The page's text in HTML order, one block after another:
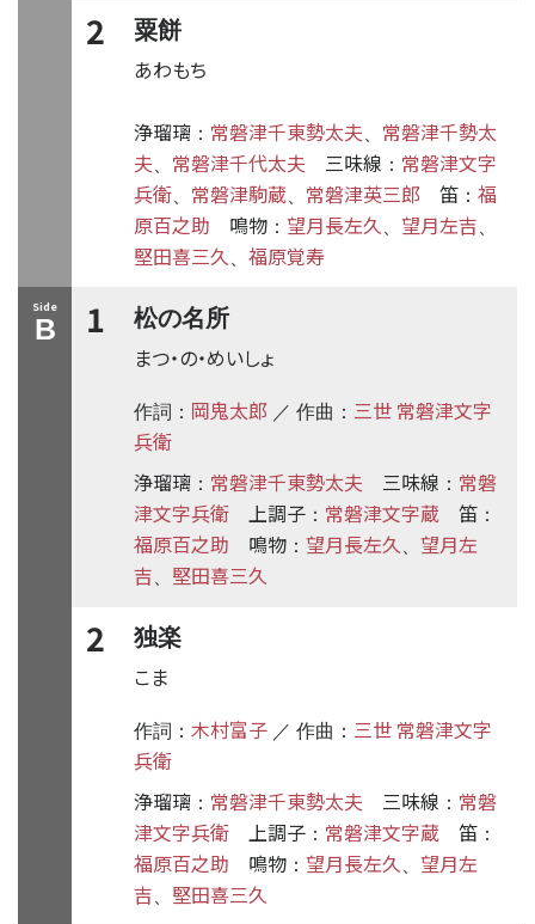
2 粟餅
あわもち
浄瑠璃 ： 常磐津千東勢太夫
常磐津千勢太
夫
常磐津千代太夫 三味線 ： 常磐津文字
兵衛
常磐津駒蔵 常磐津英三郎 笛 ： 福
原百之助
鳴物 ： 望月長左久 望月左吉
堅田喜三久 福原覚寿
Side
B 1 松の名所
まつ・の・めいしょ
作詞： 岡鬼太郎 ／ 作曲： 三世 常磐津文字
兵衛
浄瑠璃 ： 常磐津千東勢太夫 三味線 ： 常磐
津文字兵衛
上調子 ： 常磐津文字蔵 笛 ：
福原百之助 鳴物 ： 望月長左久
望月左
吉
堅田喜三久
2 独楽
こま
作詞： 木村富子 ／ 作曲： 三世 常磐津文字
兵衛
浄瑠璃 ： 常磐津千東勢太夫 三味線 ： 常磐
津文字兵衛
上調子 ： 常磐津文字蔵 笛 ：
福原百之助 鳴物 ： 望月長左久
望月左
吉
堅田喜三久